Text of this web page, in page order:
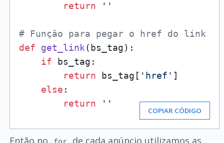
return
''
# Função para pegar o href do link
def
get_link( bs_tag):
if bs_tag:
return bs_tag[ 'href' ]
else :
return
''
COPIAR CÓDIGO
Então no
de cada anúncio utilizamos as